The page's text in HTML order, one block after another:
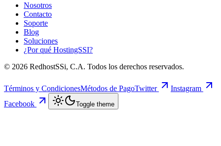
Nosotros
Contacto
Soporte
Blog
Soluciones
¿Por qué HostingSSI?
© 2026 RedhostSSi, C.A. Todos los derechos reservados.
Términos y CondicionesMétodos de PagoTwitter
Instagram
Facebook
Toggle theme